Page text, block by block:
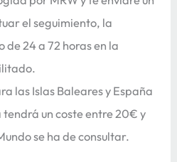
el seguimiento, la
de 24 a 72 horas en la
las Islas Baleares y España
un coste entre 20€ y
se ha de consultar.